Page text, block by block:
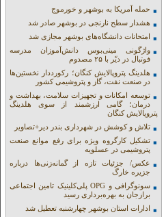
حمله آمریکا به بوشهر و خورموج
هشدار سطح نارنجی در بوشهر صادر شد
امتحانات دانشگاه‌های بوشهر مجازی شد
واژگونی مینی‌بوس دانش‌آموزان مدرسه
فوتبال در دیّر با ۲۵ مصدوم
هلدینگ پتروپالایش کنگان؛ رکورددار نخستین‌ها
در صنعت نفت، گاز و پتروشیمی کشور
توسعه امکانات و تجهیزات سلامت، بهداشت و
درمان؛ گامی ارزشمند از سوی هلدینگ
پتروپالایش کنگان
تلاش و کوشش در شهرداری بندر دیر+تصاویر
تشکیل کارگروه ویژه برای رفع موانع صنعت
پتروشیمی در عسلویه
عکس/ جزئیات تازه از گمانه‌زنی‌ها درباره
جزیره خارگ
سونوگرافی و OPG پلی‌کلینیک تامین اجتماعی
برازجان به بهره‌برداری رسید
ادارات استان بوشهر چهارشنبه تعطیل شد